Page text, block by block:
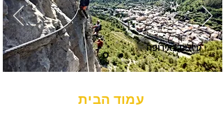
טיולים באירופה
עמוד הבית